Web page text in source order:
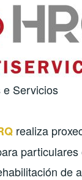
e Servicios
realiza
de